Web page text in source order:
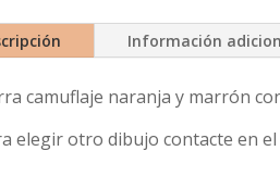
Información
camuflaje naranja y marrón
elegir otro dibujo contacte en el